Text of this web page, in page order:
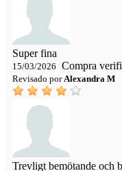
Super fina
15/03/2026 Compra
Revisado porAlexandra M
Trevligt bemötande och